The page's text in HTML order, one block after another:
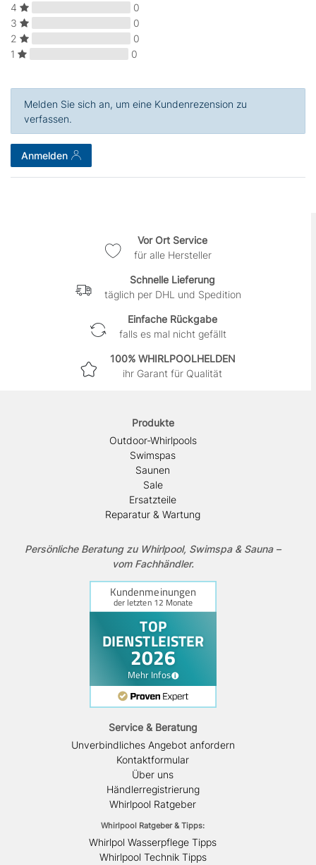
4
0
3
0
2
0
1
0
Melden Sie sich an, um eine Kundenrezension zu
verfassen.
Anmelden
Vor Ort Service
für alle Hersteller
Schnelle Lieferung
täglich per DHL und Spedition
Einfache Rückgabe
falls es mal nicht gefällt
100% WHIRLPOOLHELDEN
ihr Garant für Qualität
Produkte
Outdoor-Whirlpools
Swimspas
Saunen
Sale
Ersatzteile
Reparatur & Wartung
Persönliche Beratung zu Whirlpool, Swimspa & Sauna –
vom Fachhändler.
Service & Beratung
Unverbindliches Angebot anfordern
Kontaktformular
Über uns
Händlerregistrierung
Whirlpool Ratgeber
Whirlpool Ratgeber & Tipps:
Whirlpol Wasserpflege Tipps
Whirlpool Technik Tipps